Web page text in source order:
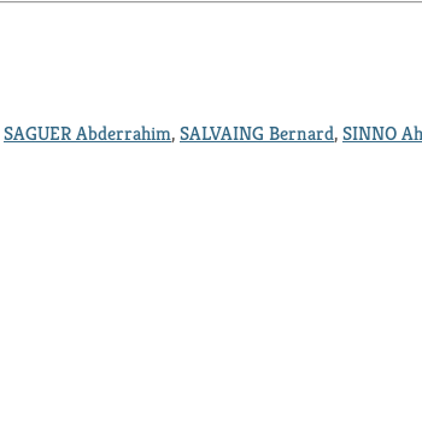
SAGUER Abderrahim,SALVAING Bernard,SINNO